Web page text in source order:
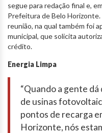
segue para redação final e,
Prefeitura de Belo Horizonte.
reunião, na qual também foi
municipal, que solicita
crédito.
Energia Limpa
“Quando a gente
de usinas
pontos de recarga
Horizonte, nós